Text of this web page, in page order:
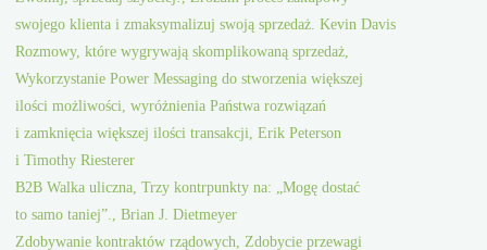
swojego klienta i zmaksymalizuj swoją sprzedaż. Kevin Davis
Rozmowy, które wygrywają skomplikowaną sprzedaż,
Wykorzystanie Power Messaging do stworzenia większej
ilości możliwości, wyróżnienia Państwa rozwiązań
i zamknięcia większej ilości transakcji, Erik Peterson
i Timothy Riesterer
B2B Walka uliczna, Trzy kontrpunkty na: „Mogę dostać
to samo taniej”., Brian J. Dietmeyer
Zdobywanie kontraktów rządowych, Zdobycie przewagi